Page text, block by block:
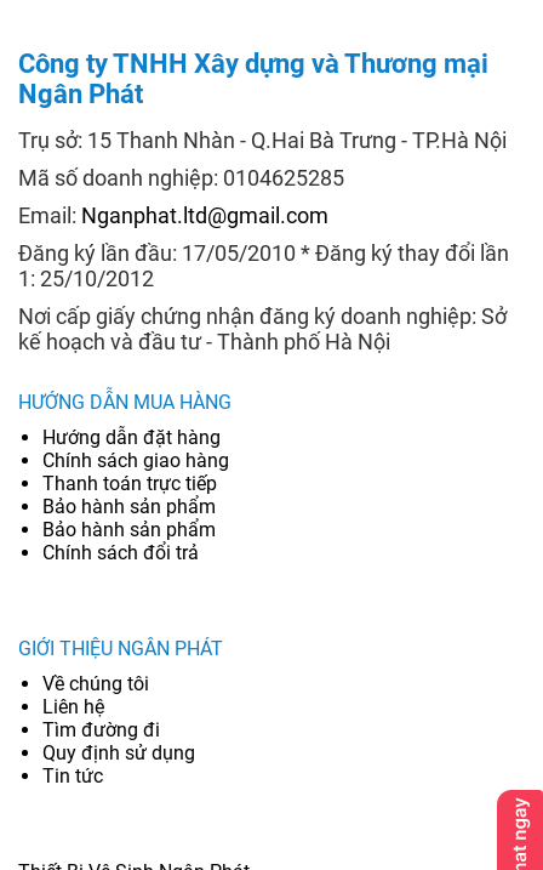
Công ty TNHH Xây dựng và Thương mại
Ngân Phát
Trụ sở: 15 Thanh Nhàn - Q.Hai Bà Trưng - TP.Hà Nội
Mã số doanh nghiệp: 0104625285
Email: Nganphat.ltd@gmail.com
Đăng ký lần đầu: 17/05/2010 * Đăng ký thay đổi lần
1: 25/10/2012
Nơi cấp giấy chứng nhận đăng ký doanh nghiệp: Sở
kế hoạch và đầu tư - Thành phố Hà Nội
HƯỚNG DẪN MUA HÀNG
Hướng dẫn đặt hàng
Chính sách giao hàng
Thanh toán trực tiếp
Bảo hành sản phẩm
Bảo hành sản phẩm
Chính sách đổi trả
GIỚI THIỆU NGÂN PHÁT
Về chúng tôi
Liên hệ
Tìm đường đi
Quy định sử dụng
Tin tức